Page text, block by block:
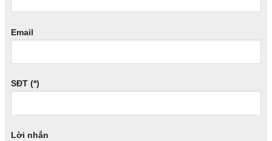
Email
SĐT (*)
Lời nhắn